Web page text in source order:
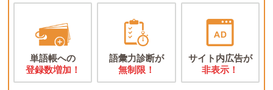
単語帳への
登録数増加！
語彙力診断が
無制限！
サイト内広告が
非表示！